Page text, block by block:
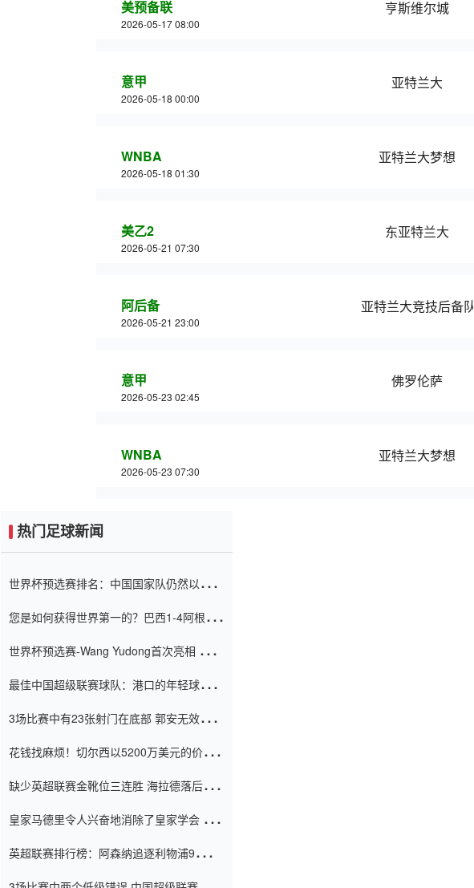
美预备联
2026-05-17 08:00
亨斯维尔城
意甲
2026-05-18 00:00
亚特兰大
WNBA
2026-05-18 01:30
亚特兰大梦想
美乙2
2026-05-21 07:30
东亚特兰大
阿后备
2026-05-21 23:00
亚特兰大竞技后备队
意甲
2026-05-23 02:45
佛罗伦萨
WNBA
2026-05-23 07:30
亚特兰大梦想
热门足球新闻
世界杯预选赛排名：中国国家队仍然以6分
您是如何获得世界第一的？巴西1-4阿根
世界杯预选赛-Wang Yudong首次亮相 中国
最佳中国超级联赛球队：港口的年轻球员在
（Taishan）
3场比赛中有23张射门在底部 郭安无效传球
花钱找麻烦！切尔西以5200万美元的价格
窗口
缺少英超联赛金靴位三连胜 海拉德落后6球
皇家马德里令人兴奋地消除了皇家学会 安
英超联赛排行榜：阿森纳追逐利物浦9分 曼